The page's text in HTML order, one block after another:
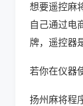
想要遥控麻
自己通过电
牌，遥控器
若你在仪器
扬州麻将程